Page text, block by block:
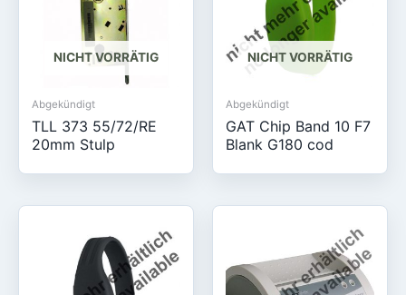
NICHT VORRÄTIG
Abgekündigt
TLL 373 55/72/RE
20mm Stulp
NICHT VORRÄTIG
Abgekündigt
GAT Chip Band 10 F7
Blank G180 cod